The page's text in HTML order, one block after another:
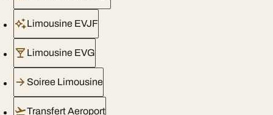
Limousine EVJF
Limousine EVG
Soiree Limousine
Transfert Aeroport